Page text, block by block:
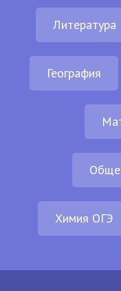
Литература
География
Химия ОГЭ